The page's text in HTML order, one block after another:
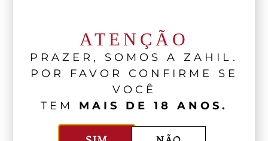
ATENÇÃO
PRAZER, SOMOS A ZAHIL.
POR FAVOR CONFIRME SE
VOCÊ
TEM MAIS DE 18 ANOS.